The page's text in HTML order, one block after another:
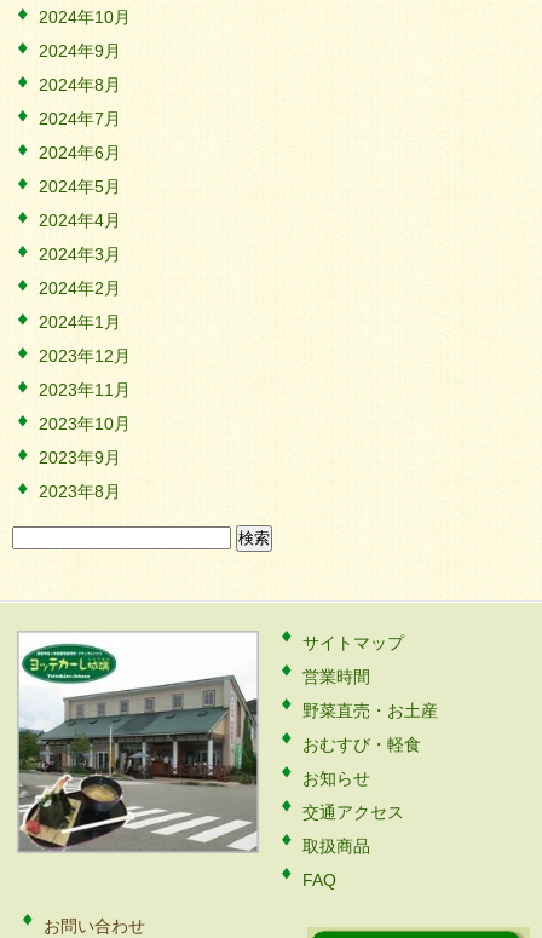
2024年10月
2024年9月
2024年8月
2024年7月
2024年6月
2024年5月
2024年4月
2024年3月
2024年2月
2024年1月
2023年12月
2023年11月
2023年10月
2023年9月
2023年8月
索:
サイトマップ
営業時間
野菜直売・お土産
おむすび・軽食
お知らせ
交通アクセス
取扱商品
FAQ
お問い合わせ